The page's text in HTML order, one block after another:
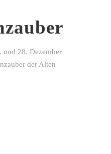
und 28. Dezember
der Alten